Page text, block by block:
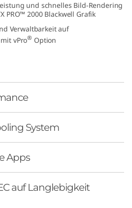
und schnelles Bild-Rendering
PRO™ 2000 Blackwell Grafik
Verwaltbarkeit auf
vPro® Option
System
Apps
auf Langlebigkeit